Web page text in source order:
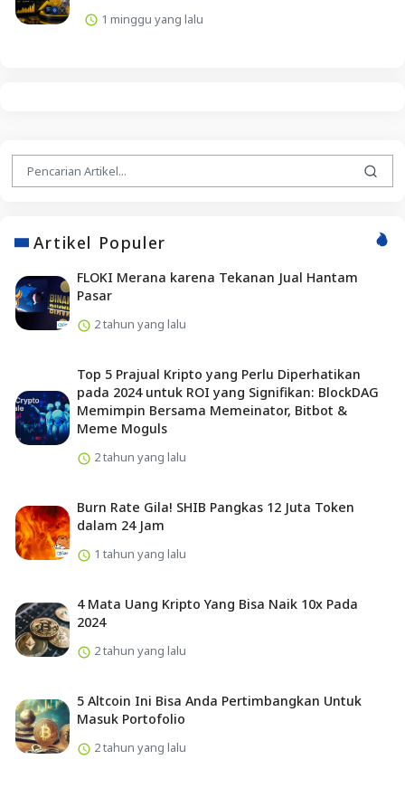
1 minggu yang lalu
Artikel Populer
FLOKI Merana karena Tekanan Jual Hantam
Pasar
2 tahun yang lalu
Top 5 Prajual Kripto yang Perlu Diperhatikan
pada 2024 untuk ROI yang Signifikan: BlockDAG
Memimpin Bersama Memeinator, Bitbot &
Meme Moguls
2 tahun yang lalu
Burn Rate Gila! SHIB Pangkas 12 Juta Token
dalam 24 Jam
1 tahun yang lalu
4 Mata Uang Kripto Yang Bisa Naik 10x Pada
2024
2 tahun yang lalu
5 Altcoin Ini Bisa Anda Pertimbangkan Untuk
Masuk Portofolio
2 tahun yang lalu